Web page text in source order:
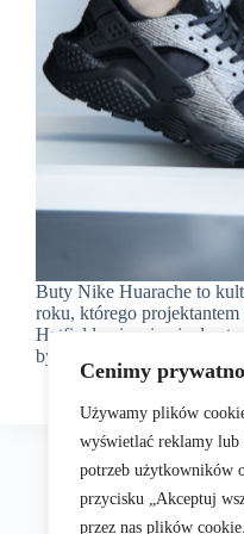
Cenimy
Używamy plików
wyświetlać reklamy lub
potrzeb użytkowników
przycisku „Akceptuj
przez nas plików cookie.
Buty Nike Huarache to
roku, którego
Hatfield, a inspiracją do
było narciarstwo wodne.
01/04/2016